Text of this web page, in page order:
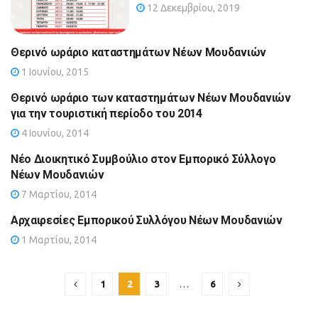
12 Δεκεμβρίου, 2019
Θερινό ωράριο καταστημάτων Νέων Μουδανιών
1 Ιουνίου, 2015
Θερινό ωράριο των καταστημάτων Νέων Μουδανιών
για την τουριστική περίοδο του 2014
4 Ιουνίου, 2014
Νέο Διοικητικό Συμβούλιο στον Εμπορικό Σύλλογο
Νέων Μουδανιών
7 Μαρτίου, 2014
Αρχαιρεσίες Εμπορικού Συλλόγου Νέων Μουδανιών
1 Μαρτίου, 2014
1 2 3 … 6